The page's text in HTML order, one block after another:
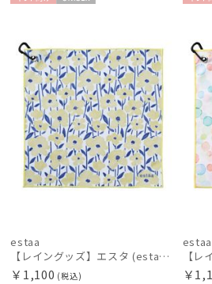
estaa
【レイングッズ】エスタ (estaa) くっつきタオル
￥1,100 (税込)
estaa
￥